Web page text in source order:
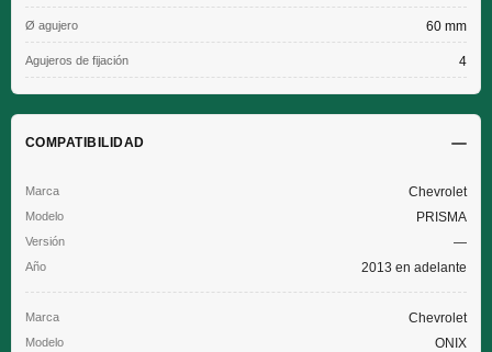
Ø agujero 60 mm
Agujeros de fijación 4
COMPATIBILIDAD
Chevrolet
PRISMA
—
2013 en adelante
Chevrolet
ONIX